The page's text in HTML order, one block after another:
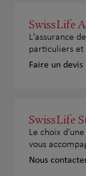
SwissLife
L'assurance
particuliers et
Faire un devis
SwissLife
Le choix
vous
Nous